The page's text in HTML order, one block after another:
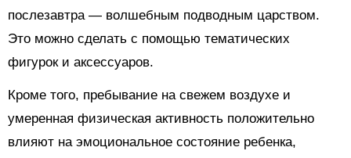
послезавтра — волшебным подводным царством.
Это можно сделать с помощью тематических
фигурок и аксессуаров.
Кроме того, пребывание на свежем воздухе и
умеренная физическая активность положительно
влияют на эмоциональное состояние ребенка,